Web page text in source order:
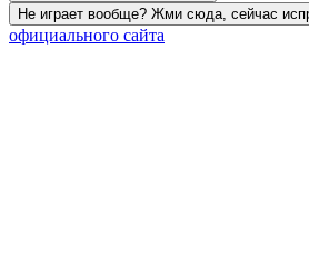
Не играет вообще? Жми сюда, сейчас
официального сайта